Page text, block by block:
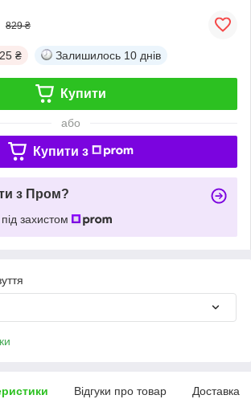
829 ₴
₴ Залишилось 10 днів
Купити
або
Купити з
з Пром?
захистом
Відгуки про товар Доставка